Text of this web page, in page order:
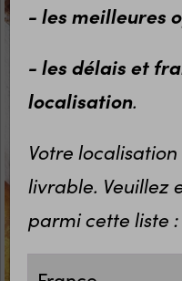
- les meilleures
- les délais et
localisation.
Votre
livrable. Veuillez
parmi cette liste :